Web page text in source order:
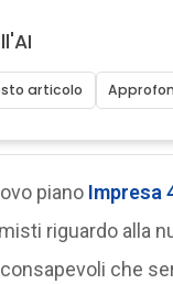
articolo
piano Impresa
riguardo alla
che